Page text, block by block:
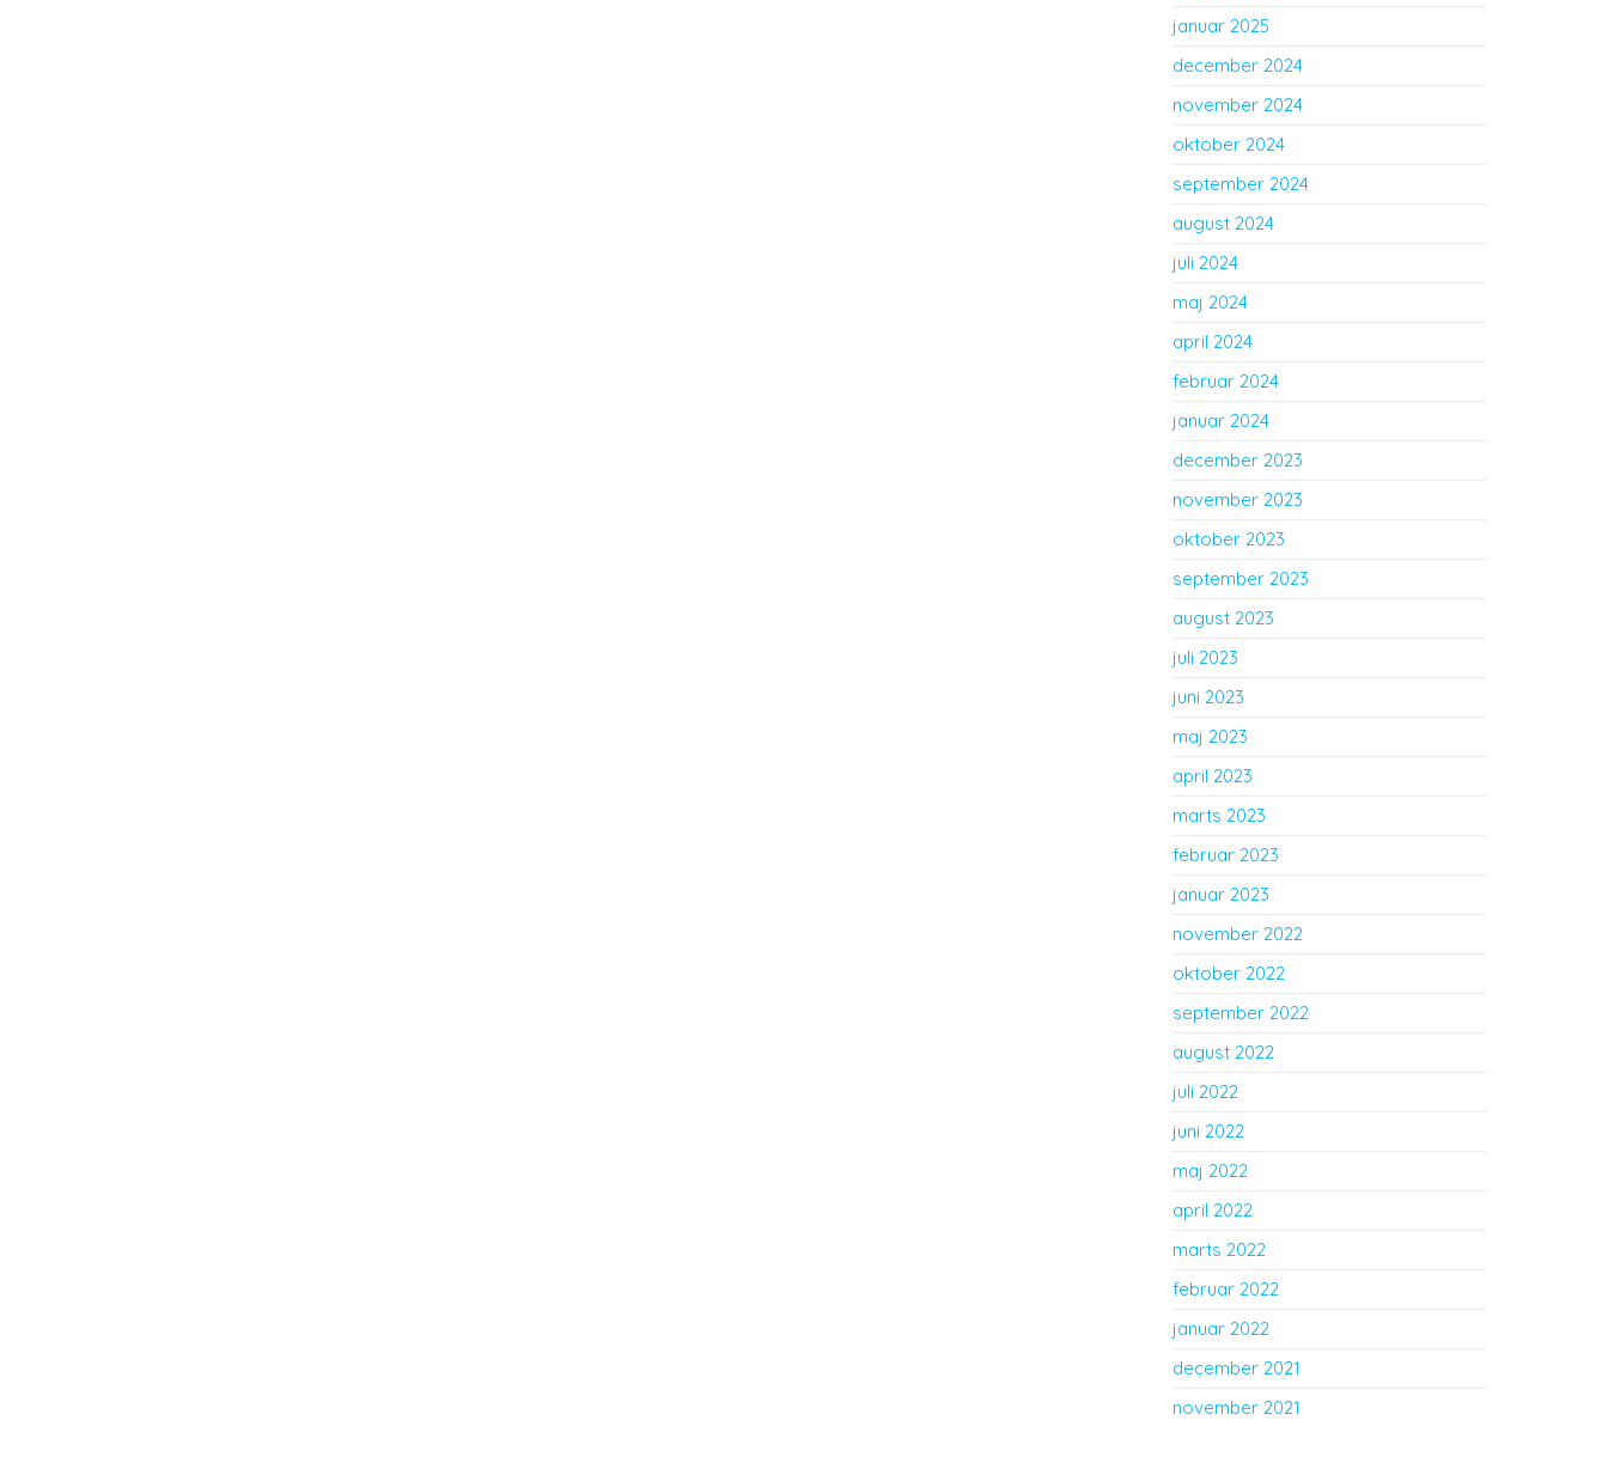
januar 2025
december 2024
november 2024
oktober 2024
september 2024
august 2024
juli 2024
maj 2024
april 2024
februar 2024
januar 2024
december 2023
november 2023
oktober 2023
september 2023
august 2023
juli 2023
juni 2023
maj 2023
april 2023
marts 2023
februar 2023
januar 2023
november 2022
oktober 2022
september 2022
august 2022
juli 2022
juni 2022
maj 2022
april 2022
marts 2022
februar 2022
januar 2022
december 2021
november 2021